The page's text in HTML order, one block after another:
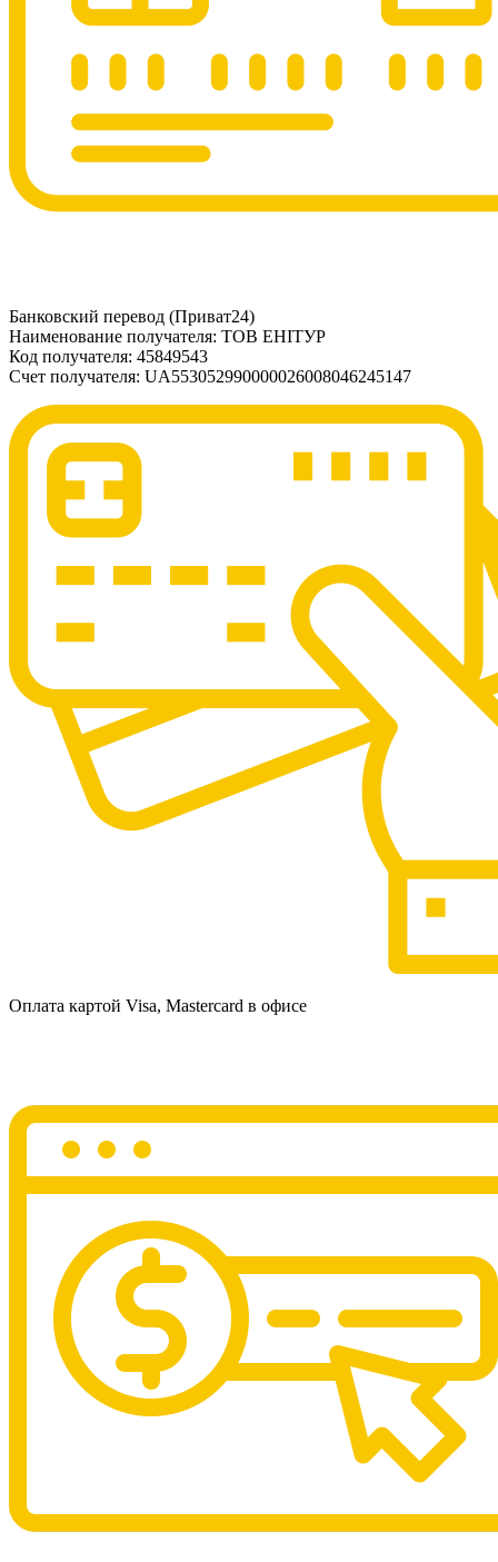
Банковский перевод (Приват24)
Наименование получателя: ТОВ ЕНІТУР
Код получателя: 45849543
Счет получателя: UA553052990000026008046245147
Оплата картой Visa, Mastercard в офисе